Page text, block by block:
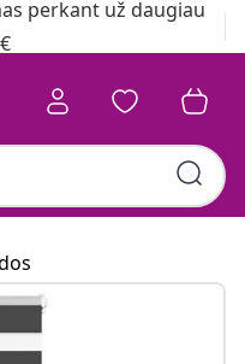
perkant už daugiau